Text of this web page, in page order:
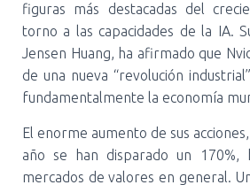
figuras más destacadas del
torno a las capacidades de la IA.
Jensen Huang, ha afirmado que
de una nueva “revolución
fundamentalmente la economía
El enorme aumento de sus
año se han disparado un 170%,
mercados de valores en general.